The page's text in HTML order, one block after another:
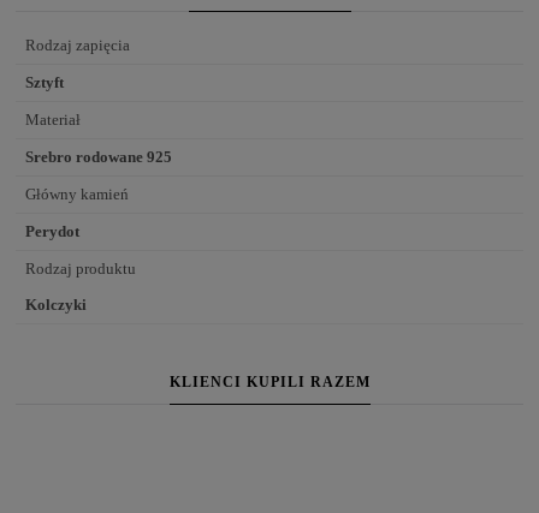
Rodzaj zapięcia
Sztyft
Materiał
Srebro rodowane 925
Główny kamień
Perydot
Rodzaj produktu
Kolczyki
KLIENCI KUPILI RAZEM